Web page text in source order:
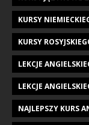
KURSY
KURSY
LEKCJE
LEKCJE
NAJLEPSZY KURS